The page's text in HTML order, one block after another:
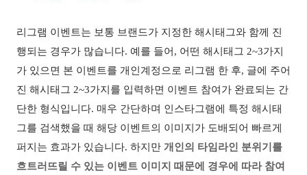
리그램 이벤트는 보통 브랜드가 지정한 해시태그와 함께 진
행되는 경우가 많습니다. 예를 들어 , 어떤 해시태그 2~3가지
가 있으면 본 이벤트를 개인계정으로 리그램 한 후, 글에 주어
진 해시태그 2~3가지를 입력하면 이벤트 참여가 완료되는 간
단한 형식입니다. 매우 간단하며 인스타그램에 특정 해시태
그를 검색했을 때 해당 이벤트의 이미지가 도배되어 빠르게
퍼지는 효과가 있습니다. 하지만 개인의 타임라인 분위기를
흐트러뜨릴 수 있는 이벤트 이미지 때문에 경우에 따라 참여